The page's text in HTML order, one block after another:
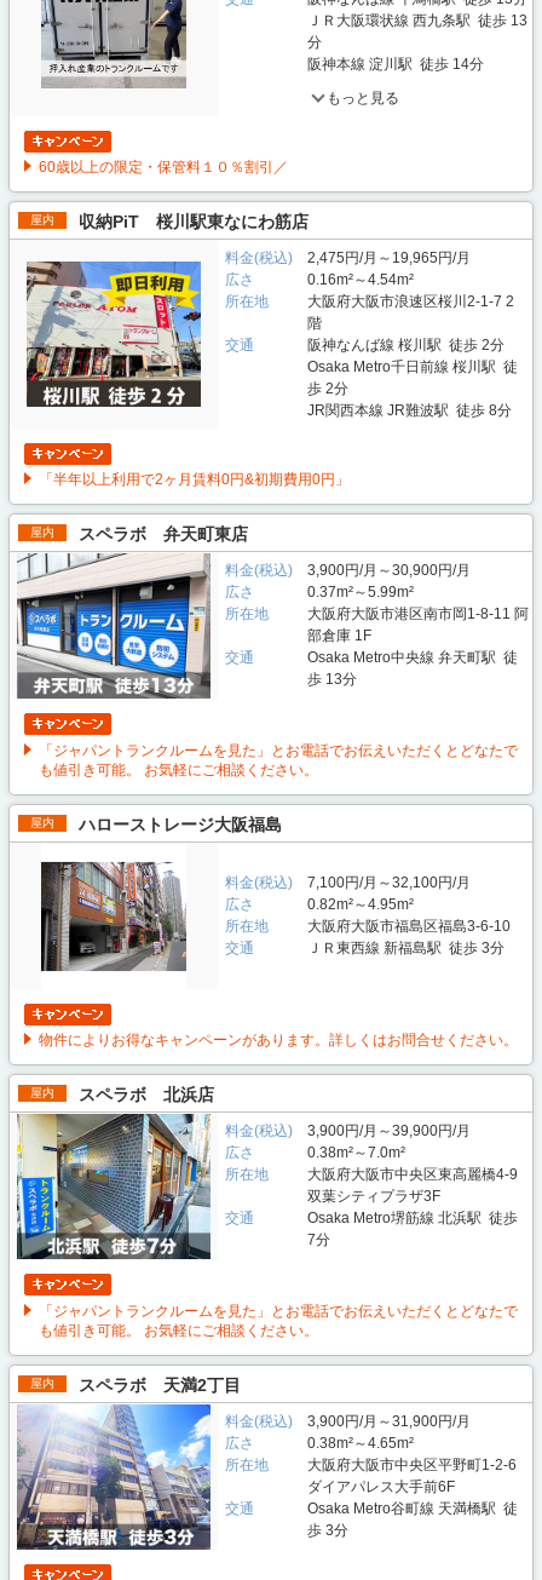
ＪＲ大阪環状線 西九条駅 徒歩 13
分
阪神本線 淀川駅 徒歩 14分
もっと見る
60歳以上の限定・保管料１０％割引／
屋内 収納PiT 桜川駅東なにわ筋店
料金(税込)
2,475円/月～19,965円/月
広さ
0.16m²～4.54m²
所在地
大阪府大阪市浪速区桜川2-1-7 2
階
交通
阪神なんば線 桜川駅 徒歩 2分
Osaka Metro千日前線 桜川駅 徒
歩 2分
JR関西本線 JR難波駅 徒歩 8分
「半年以上利用で2ヶ月賃料0円&初期費用0円」
屋内 スペラボ 弁天町東店
料金(税込)
3,900円/月～30,900円/月
広さ
0.37m²～5.99m²
所在地
大阪府大阪市港区南市岡1-8-11 阿
部倉庫 1F
交通
Osaka Metro中央線 弁天町駅 徒
歩 13分
「ジャパントランクルームを見た」とお電話でお伝えいただくとどなたで
も値引き可能。 お気軽にご相談ください。
屋内 ハローストレージ大阪福島
料金(税込)
7,100円/月～32,100円/月
広さ
0.82m²～4.95m²
所在地
大阪府大阪市福島区福島3-6-10
交通
ＪＲ東西線 新福島駅 徒歩 3分
物件によりお得なキャンペーンがあります。詳しくはお問合せください。
屋内 スペラボ 北浜店
料金(税込)
3,900円/月～39,900円/月
広さ
0.38m²～7.0m²
所在地
大阪府大阪市中央区東高麗橋4-9
双葉シティプラザ3F
交通
Osaka Metro堺筋線 北浜駅 徒歩
7分
「ジャパントランクルームを見た」とお電話でお伝えいただくとどなたで
も値引き可能。 お気軽にご相談ください。
屋内 スペラボ 天満2丁目
料金(税込)
3,900円/月～31,900円/月
広さ
0.38m²～4.65m²
所在地
大阪府大阪市中央区平野町1-2-6
ダイアパレス大手前6F
交通
Osaka Metro谷町線 天満橋駅 徒
歩 3分